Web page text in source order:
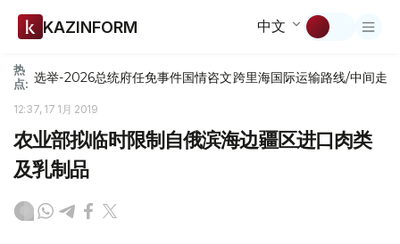
KAZINFORM 中文
热
点: 选举-2026总统府任免事件国情咨文跨里海国际运输路线/中间走廊
12:37, 17 1月 2019
农业部拟临时限制自俄滨海边疆区进口肉类
及乳制品